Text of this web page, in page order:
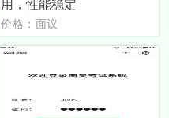
用，性能稳定
价格：面议